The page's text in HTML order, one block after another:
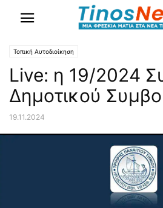
Τοπική Αυτοδιοίκηση
Live: η 19/2024
Δημοτικού
19.11.2024